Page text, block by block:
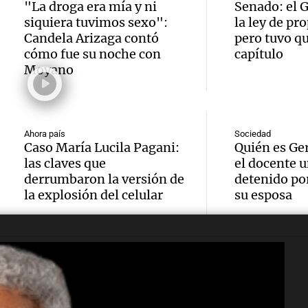
Noticias
Episodios
frente a
vigilia
Audio.
por la
de las
Audio.
"La droga era mía y ni
siquiera tuvimos sexo":
Candela Arizaga contó
cómo fue su noche con
Moyano
Senado: el
la ley de
pero tuvo
capítulo
Ahora país
Caso María Lucila Pagani:
las claves que
derrumbaron la versión de
la explosión del celular
Sociedad
Quién es
el docente
detenido
su esposa